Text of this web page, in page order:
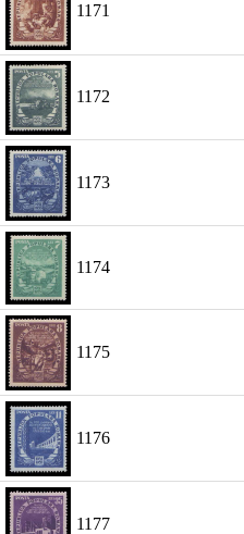
1171
1172
1173
1174
1175
1176
1177